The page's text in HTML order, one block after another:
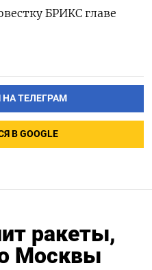
БРИКС главе
ТЕЛЕГРАМ
В GOOGLE
ракеты,
Москвы